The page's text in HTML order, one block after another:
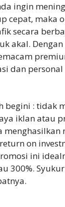
ingin
cepat, maka
secara
akal.
dan
begini : tidak
iklan atau
menghasilkan
on
ini
300%.